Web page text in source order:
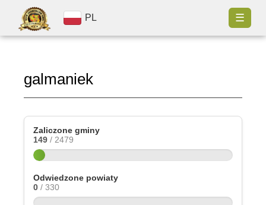
PL ☰
galmaniek
Zaliczone gminy
149 / 2479
Odwiedzone powiaty
0 / 330